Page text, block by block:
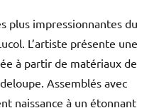
plus impressionnantes du
L’artiste présente une
à partir de matériaux de
Assemblés avec
naissance à un étonnant